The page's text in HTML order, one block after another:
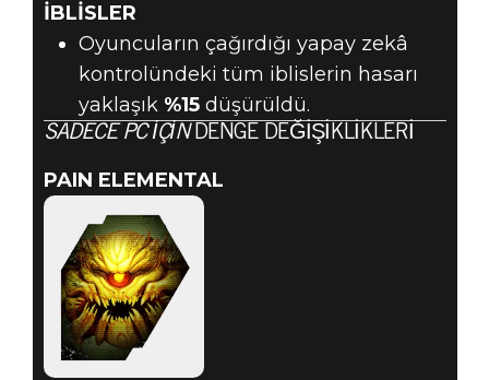
İBLİSLER
Oyuncuların çağırdığı yapay zekâ
kontrolündeki tüm iblislerin hasarı
yaklaşık %15düşürüldü.
SADECE PC IÇINDENGE DEĞIŞIKLIKLERI
PAIN ELEMENTAL